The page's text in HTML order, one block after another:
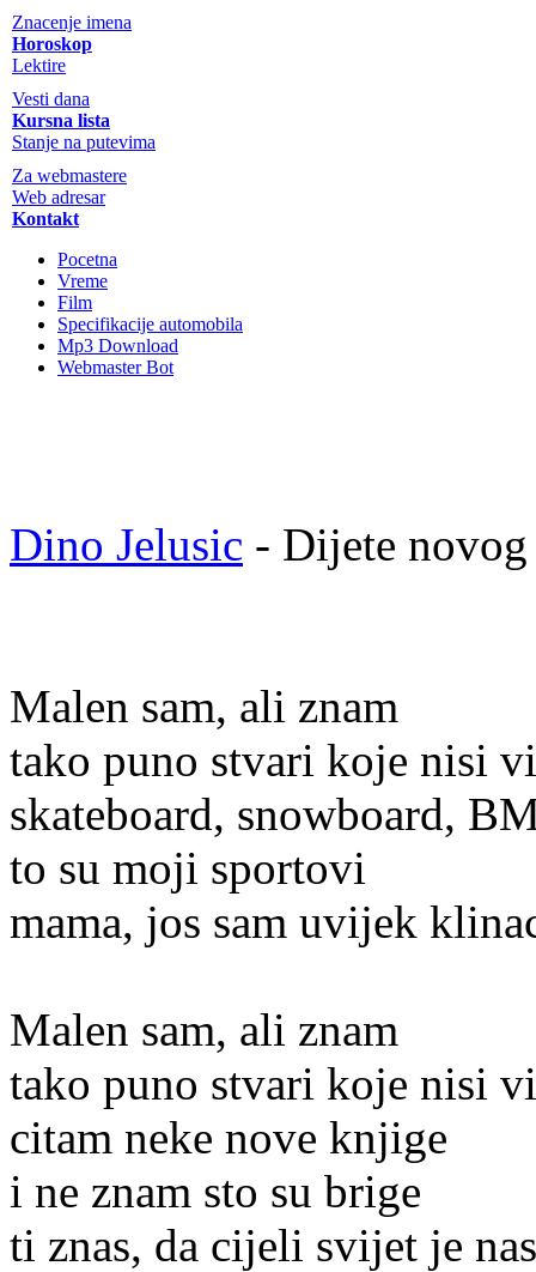
Znacenje imena
Horoskop
Lektire
Vesti dana
Kursna lista
Stanje na putevima
Za webmastere
Web adresar
Kontakt
Pocetna
Vreme
Film
Specifikacije automobila
Mp3 Download
Webmaster Bot
Dino Jelusic - Dijete novog
Malen sam, ali znam
tako puno stvari koje nisi
skateboard, snowboard,
to su moji sportovi
mama, jos sam uvijek
Malen sam, ali znam
tako puno stvari koje nisi
citam neke nove knjige
i ne znam sto su brige
ti znas, da cijeli svijet je nas